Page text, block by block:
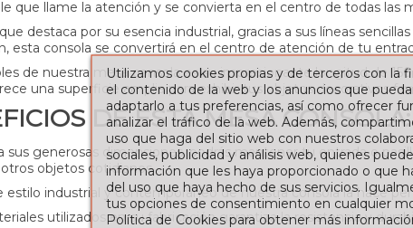
que llame la atención y se convierta en el centro de todas las
destaca por su esencia industrial, gracias a sus líneas
esta consola se convertirá en el centro de atención de tu
de nuestra mesa consola es su impresionante longitud de
una superficie amplia para exhibir tus objetos decorativos
DE ESTA MESA CONSOLA:
sus generosas dimensiones, podrás mantener tu entrada o
objetos cotidianos.
estilo industrial y contemporáneo de nuestra consola la hace
utilizados en su fabricación garantiza la resistencia y
Utilizamos cookies propias y de terceros con la
el contenido de la web y los anuncios que
adaptarlo a tus preferencias, así como ofrecer
analizar el tráfico de la web. Además,
uso que haga del sitio web con nuestros
sociales, publicidad y análisis web, quienes
información que les haya proporcionado o que
del uso que haya hecho de sus servicios.
tus opciones de consentimiento en cualquier
Política de Cookies para obtener más